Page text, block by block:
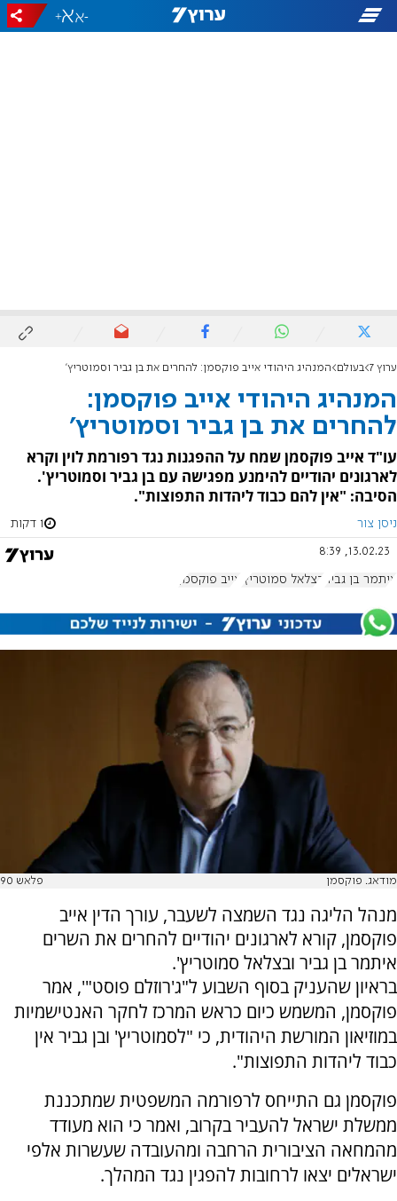
-
+
ערוץ 7 בעולם המנהיג היהודי אייב פוקסמן: להחרים את בן גביר וסמוטריץ'
המנהיג היהודי אייב פוקסמן:
להחרים את בן גביר וסמוטריץ'
עו"ד אייב פוקסמן שמח על ההפגנות נגד רפורמת לוין וקרא
לארגונים יהודיים להימנע מפגישה עם בן גביר וסמוטריץ'.
הסיבה: "אין להם כבוד ליהדות התפוצות".
ניסן צור 1 דקות
13.02.23, 8:39
איתמר בן גביר בצלאל סמוטריץ' אייב פוקסמן
מודאג. פוקסמן פלאש 90
מנהל הליגה נגד השמצה לשעבר, עורך הדין אייב
פוקסמן, קורא לארגונים יהודיים להחרים את השרים
איתמר בן גביר ובצלאל סמוטריץ'.
בראיון שהעניק בסוף השבוע ל"ג'רוזלם פוסט"', אמר
פוקסמן, המשמש כיום כראש המרכז לחקר האנטישמיות
במוזיאון המורשת היהודית, כי "לסמוטריץ' ובן גביר אין
כבוד ליהדות התפוצות".
פוקסמן גם התייחס לרפורמה המשפטית שמתכננת
ממשלת ישראל להעביר בקרוב, ואמר כי הוא מעודד
מהמחאה הציבורית הרחבה ומהעובדה שעשרות אלפי
ישראלים יצאו לרחובות להפגין נגד המהלך.